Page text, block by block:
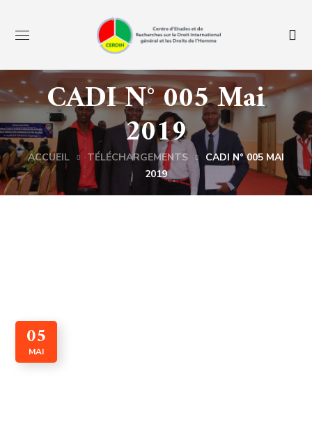
CADI N° 005 Mai
2019
ACCUEIL TÉLÉCHARGEMENTS
CADI N° 005 MAI
2019
05
MAI